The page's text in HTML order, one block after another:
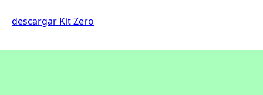
descargar Kit Zero